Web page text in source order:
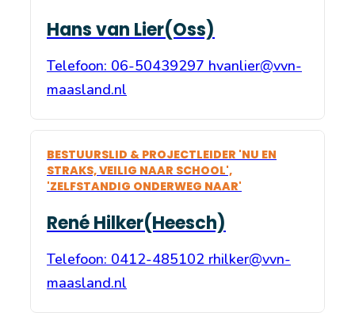
Hans van Lier(Oss)
Telefoon: 06-50439297 hvanlier@vvn-
maasland.nl
BESTUURSLID & PROJECTLEIDER 'NU EN
STRAKS, VEILIG NAAR SCHOOL',
'ZELFSTANDIG ONDERWEG NAAR'
René Hilker(Heesch)
Telefoon: 0412-485102 rhilker@vvn-
maasland.nl